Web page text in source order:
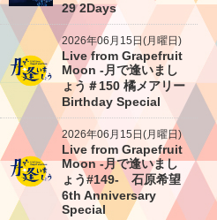
29 2Days
2026年06月15日(月曜日)
Live from Grapefruit
Moon -月で逢いまし
ょう＃150 橘メアリー
Birthday Special
2026年06月15日(月曜日)
Live from Grapefruit
Moon -月で逢いまし
ょう#149- 石原希望
6th Anniversary
Special